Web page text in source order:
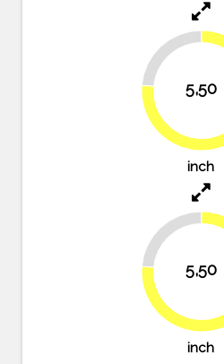
5,50
23.6%
inch
5,50
23.6%
inch